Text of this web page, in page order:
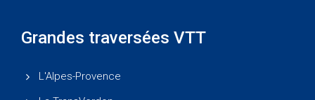
Grandes traversées VTT
L'Alpes-Provence